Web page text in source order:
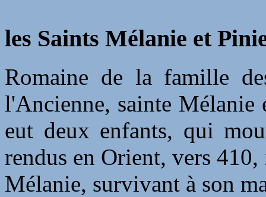
les Saints Mélanie et
Romaine de la famille
l'Ancienne, sainte Mélanie
eut deux enfants, qui
rendus en Orient, vers
Mélanie, survivant à son